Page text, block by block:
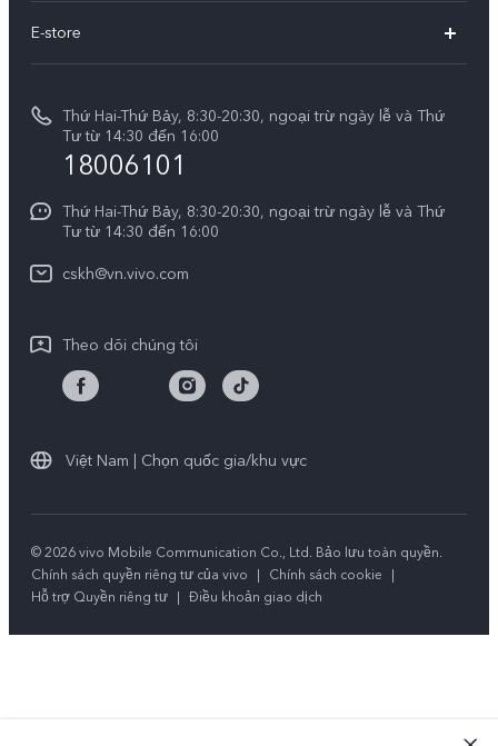
V60 Lite 5G
V50 Lite 5G
V50 Lite
Y39 5G
Y29
Funtouch OS
Tra cứu giá linh kiện
Xác thực bằng IMEI
Dịch vụ cuộc hẹn
Truy vấn tiến độ sửa chữa
Chính sách bảo hành của vivo
Tải LUTs để khôi phục Log
Thông báo pháp lý
Tính Bền Vững
E-store
Thứ Hai-Thứ Bảy, 8:30-20:30, ngoại trừ ngày lễ và Thứ
Tư từ 14:30 đến 16:00
18006101
Thứ Hai-Thứ Bảy, 8:30-20:30, ngoại trừ ngày lễ và Thứ
Tư từ 14:30 đến 16:00
cskh@vn.vivo.com
Theo dõi chúng tôi
Việt Nam | Chọn quốc gia/khu vực
© 2026 vivo Mobile Communication Co., Ltd. Bảo lưu toàn quyền.
Chính sách quyền riêng tư của vivo
| Chính sách cookie
|
Hỗ trợ Quyền riêng tư | Điều khoản giao dịch